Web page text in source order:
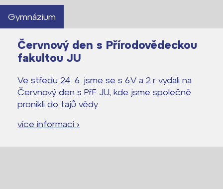
Gymnázium
Červnový den s Přírodovědeckou
fakultou JU
Ve středu 24. 6. jsme se s 6.V a 2.r vydali na
Červnový den s PřF JU, kde jsme společně
pronikli do tajů vědy.
více informací ›
Proč se stát žákem ZŠ ČAG
Proč se stát studentem Gymnázia
Kontakt